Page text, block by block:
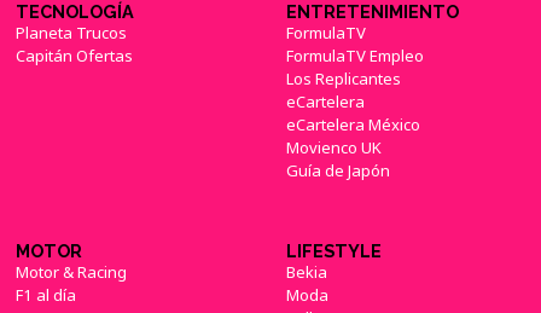
TECNOLOGÍA
Planeta Trucos
Capitán Ofertas
ENTRETENIMIENTO
FormulaTV
FormulaTV Empleo
Los Replicantes
eCartelera
eCartelera México
Movienco UK
Guía de Japón
MOTOR
Motor & Racing
F1 al día
LIFESTYLE
Bekia
Moda